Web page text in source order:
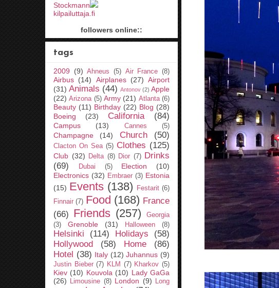
Stockmann
kilpailuttaja.fi
followers online::
tags
2009 (9) Ahneus (5) Air France (8)
Airbus (14) Airplanes (27) Airport
(31) Animals (44) Antonov (2) Apple
(22) Arizona (5) Army (21) Atlanta (6)
Beauty (11) Birthday (22) Blog (28)
Boeing
(23) California (84)
Campus (13) Cannes (5)
Champagne (14) Church (50)
Clacton On Sea (5) Clothes (125)
Club (32) Delta (8) Dior (7) Drinks
(69)
Dubai (5) Election
(10)
Electronics (32) Embraer (3) Estonia
(15) Events (138) Festarit (6)
Finnair (7) Food (168) France
(66) Friends (257)
Georgia
(3)
Grenoble (31) Halloween (8)
Helsinki (114) Holidays
(58)
Hollywood
(58) Home
(86)
Hotel (38) Italy (12) Juhannus (9)
Justin Bieber (7) KLM (7) Kharkov (5)
Kiev (10) Kouvola (10) Lady GaGa
(26)
Limousine (8) London (9)
Long